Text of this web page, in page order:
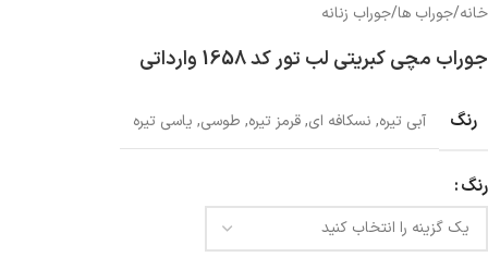
خانه/جوراب ها/جوراب زنانه
جوراب مچی کبریتی لب تور کد 1658 وارداتی
رنگ آبی تیره, نسکافه ای,قرمز تیره, طوسی, یاسی تیره
رنگ